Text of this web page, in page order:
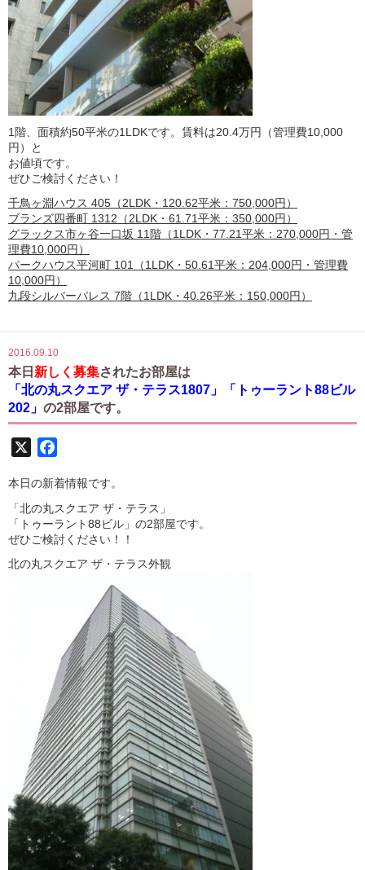
1階、面積約50平米の1LDKです。賃料は20.4万円（管理費10,000
円）と
お値頃です。
ぜひご検討ください！
千鳥ヶ淵ハウス 405（2LDK・120.62平米：750,000円）
ブランズ四番町 1312（2LDK・61.71平米：350,000円）
グラックス市ヶ谷一口坂 11階（1LDK・77.21平米：270,000円・管
理費10,000円）
パークハウス平河町 101（1LDK・50.61平米：204,000円・管理費
10,000円）
九段シルバーパレス 7階（1LDK・40.26平米：150,000円）
2016.09.10
本日 新しく募集されたお部屋は
「北の丸スクエア ザ・テラス1807」「トゥーラント88ビル
202」 の2部屋です。
本日の新着情報です。
「北の丸スクエア ザ・テラス」
「トゥーラント88ビル」の2部屋です。
ぜひご検討ください！！
北の丸スクエア ザ・テラス外観